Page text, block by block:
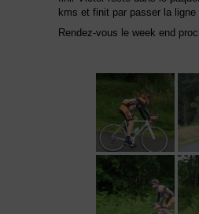
kms et finit par passer la ligne
Rendez-vous le week end